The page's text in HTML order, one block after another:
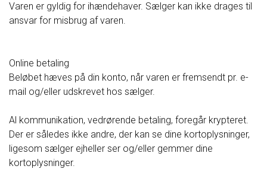
Varen er gyldig for ihændehaver. Sælger kan ikke drages til
ansvar for misbrug af varen.
Online betaling
Beløbet hæves på din konto, når varen er fremsendt pr. e-
mail og/eller udskrevet hos sælger.
Al kommunikation, vedrørende betaling, foregår krypteret.
Der er således ikke andre, der kan se dine kortoplysninger,
ligesom sælger ejheller ser og/eller gemmer dine
kortoplysninger.